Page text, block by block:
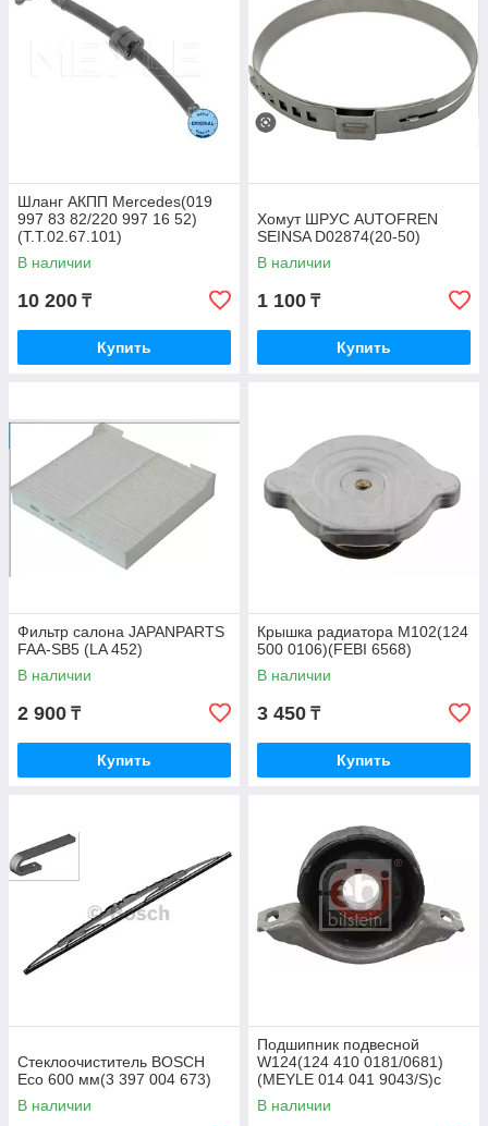
Шланг АКПП Mercedes(019
997 83 82/220 997 16 52)
(T.T.02.67.101)
В наличии
10 200 ₸
Купить
Хомут ШРУС AUTOFREN
SEINSA D02874(20-50)
В наличии
1 100 ₸
Купить
Фильтр салона JAPANPARTS
FAA-SB5 (LA 452)
В наличии
2 900 ₸
Купить
Крышка радиатора M102(124
500 0106)(FEBI 6568)
В наличии
3 450 ₸
Купить
Стеклоочиститель BOSCH
Eco 600 мм(3 397 004 673)
В наличии
Подшипник подвесной
W124(124 410 0181/0681)
(MEYLE 014 041 9043/S)с
подшипником
В наличии